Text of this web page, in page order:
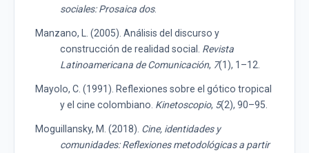
sociales: Prosaica dos.
Manzano, L. (2005). Análisis del discurso y
construcción de realidad social. Revista
Latinoamericana de Comunicación, 7(1), 1–12.
Mayolo, C. (1991). Reflexiones sobre el gótico tropical
y el cine colombiano. Kinetoscopio, 5(2), 90–95.
Moguillansky, M. (2018). Cine, identidades y
comunidades: Reflexiones metodológicas a partir